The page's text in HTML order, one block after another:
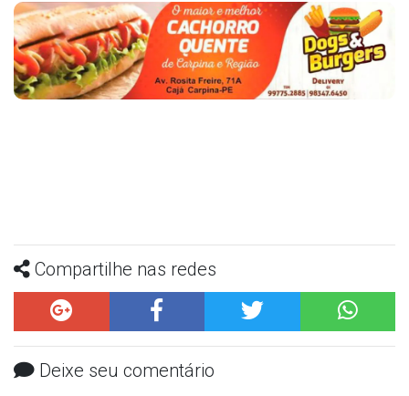
Compartilhe nas redes
Deixe seu comentário